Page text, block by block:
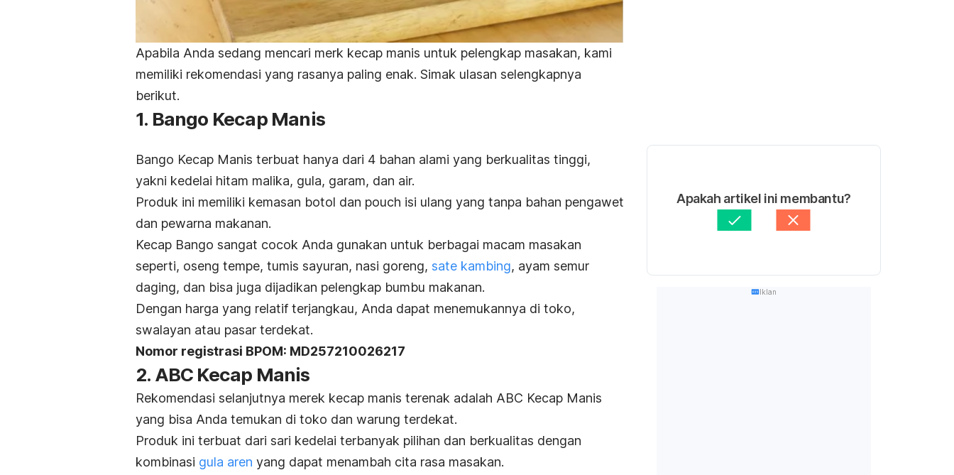
Apabila Anda sedang mencari merk kecap manis untuk pelengkap masakan, kami
memiliki rekomendasi yang rasanya paling enak. Simak ulasan selengkapnya
berikut.
1. Bango Kecap Manis
Bango Kecap Manis terbuat hanya dari 4 bahan alami yang berkualitas tinggi,
yakni kedelai hitam malika, gula, garam, dan air.
Produk ini memiliki kemasan botol dan pouch isi ulang yang tanpa bahan pengawet
dan pewarna makanan.
Kecap Bango sangat cocok Anda gunakan untuk berbagai macam masakan
seperti, oseng tempe, tumis sayuran, nasi goreng, sate kambing, ayam semur
daging, dan bisa juga dijadikan pelengkap bumbu makanan.
Dengan harga yang relatif terjangkau, Anda dapat menemukannya di toko,
swalayan atau pasar terdekat.
Nomor registrasi BPOM: MD257210026217
2. ABC Kecap Manis
Rekomendasi selanjutnya merek kecap manis terenak adalah ABC Kecap Manis
yang bisa Anda temukan di toko dan warung terdekat.
Produk ini terbuat dari sari kedelai terbanyak pilihan dan berkualitas dengan
kombinasi gula aren yang dapat menambah cita rasa masakan.
Apakah artikel ini membantu?
Iklan